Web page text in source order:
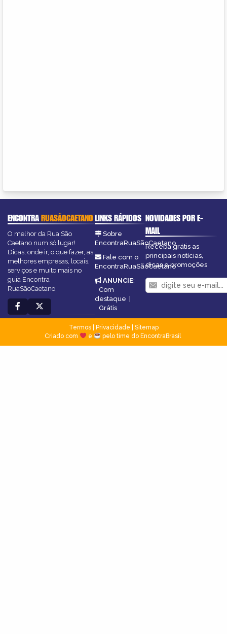
ENCONTRARUASÃOCAETANO
O melhor da Rua São
Caetano num só lugar!
Dicas, onde ir, o que fazer, as
melhores empresas, locais,
serviços e muito mais no
guia Encontra
RuaSãoCaetano.
LINKS RÁPIDOS
Sobre
EncontraRuaSãoCaetano
Fale com o
EncontraRuaSãoCaetano
ANUNCIE:
Com
destaque
Grátis
NOVIDADES POR E-
MAIL
Receba grátis as
principais notícias,
dicas e promoções
Termos| Privacidade
Sitemap
Criado com
e pelo time do EncontraBrasil